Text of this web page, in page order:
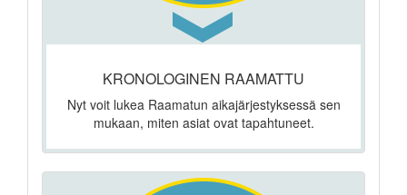
KRONOLOGINEN RAAMATTU
Nyt voit lukea Raamatun aikajärjestyksessä sen
mukaan, miten asiat ovat tapahtuneet.